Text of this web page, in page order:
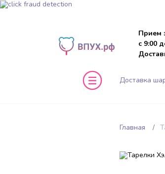
Прием
с 9:00
Доставка
Главная